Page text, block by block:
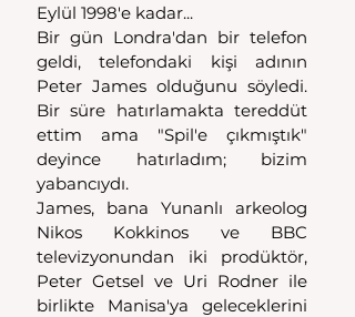
Eylül 1998'e kadar...
Bir gün Londra'dan bir telefon
geldi, telefondaki kişi adının
Peter James olduğunu söyledi.
Bir süre hatırlamakta tereddüt
ettim ama "Spil'e çıkmıştık"
deyince hatırladım; bizim
yabancıydı.
James, bana Yunanlı arkeolog
Nikos Kokkinos ve BBC
televizyonundan iki prodüktör,
Peter Getsel ve Uri Rodner ile
birlikte Manisa'ya geleceklerini